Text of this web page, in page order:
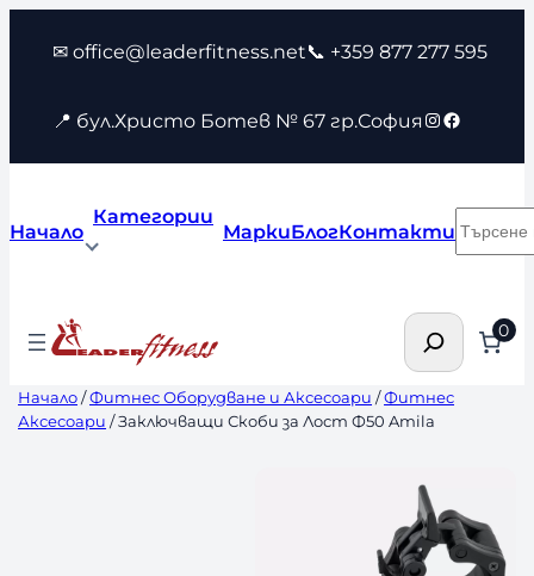
съдържанието
✉ office@leaderfitness.net📞 +359 877 277 595
📍 бул.Христо Ботев № 67 гр.София Instagram
Facebook
Начало
Категории
МаркиБлогКонтакти
Търсене 0
Начало/Фитнес Оборудване и Аксесоари /Фитнес
Аксесоари / Заключващи Скоби за Лост Ф50 Amila